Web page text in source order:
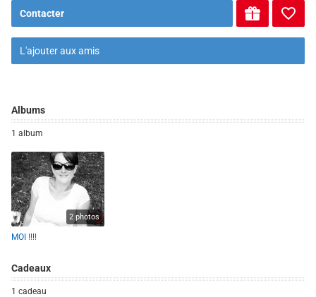
Contacter
L'ajouter aux amis
Albums
1 album
2 photos
MOI !!!!
Cadeaux
1 cadeau